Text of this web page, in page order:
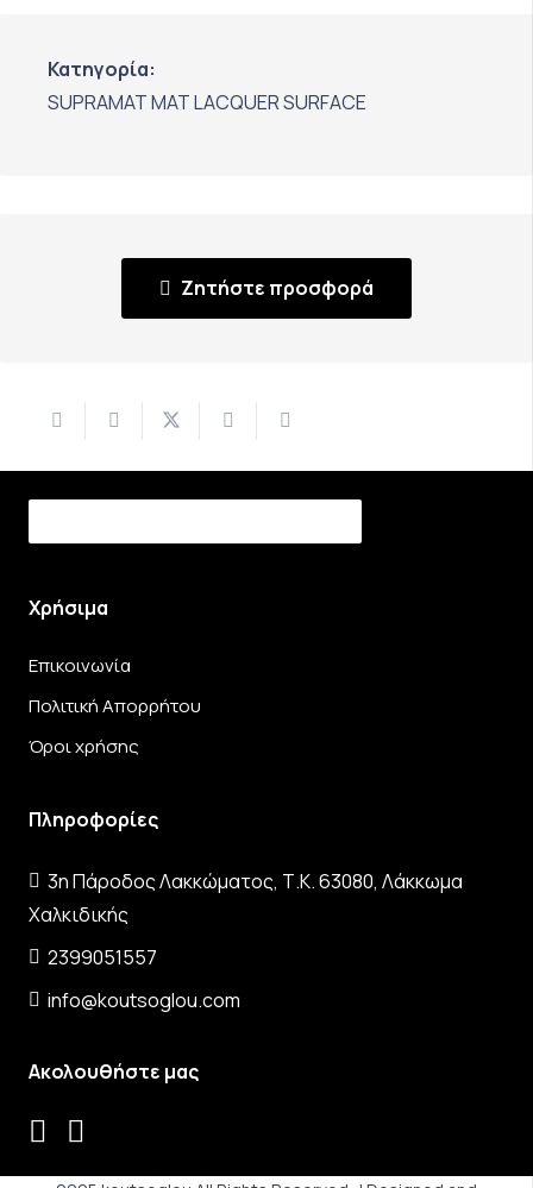
Κατηγορία:
SUPRAMAT MAT LACQUER SURFACE
Ζητήστε προσφορά
Χρήσιμα
Επικοινωνία
Πολιτική Απορρήτου
Όροι χρήσης
Πληροφορίες
3η Πάροδος Λακκώματος, Τ.Κ. 63080, Λάκκωμα
Χαλκιδικής
2399051557
info@koutsoglou.com
Ακολουθήστε μας